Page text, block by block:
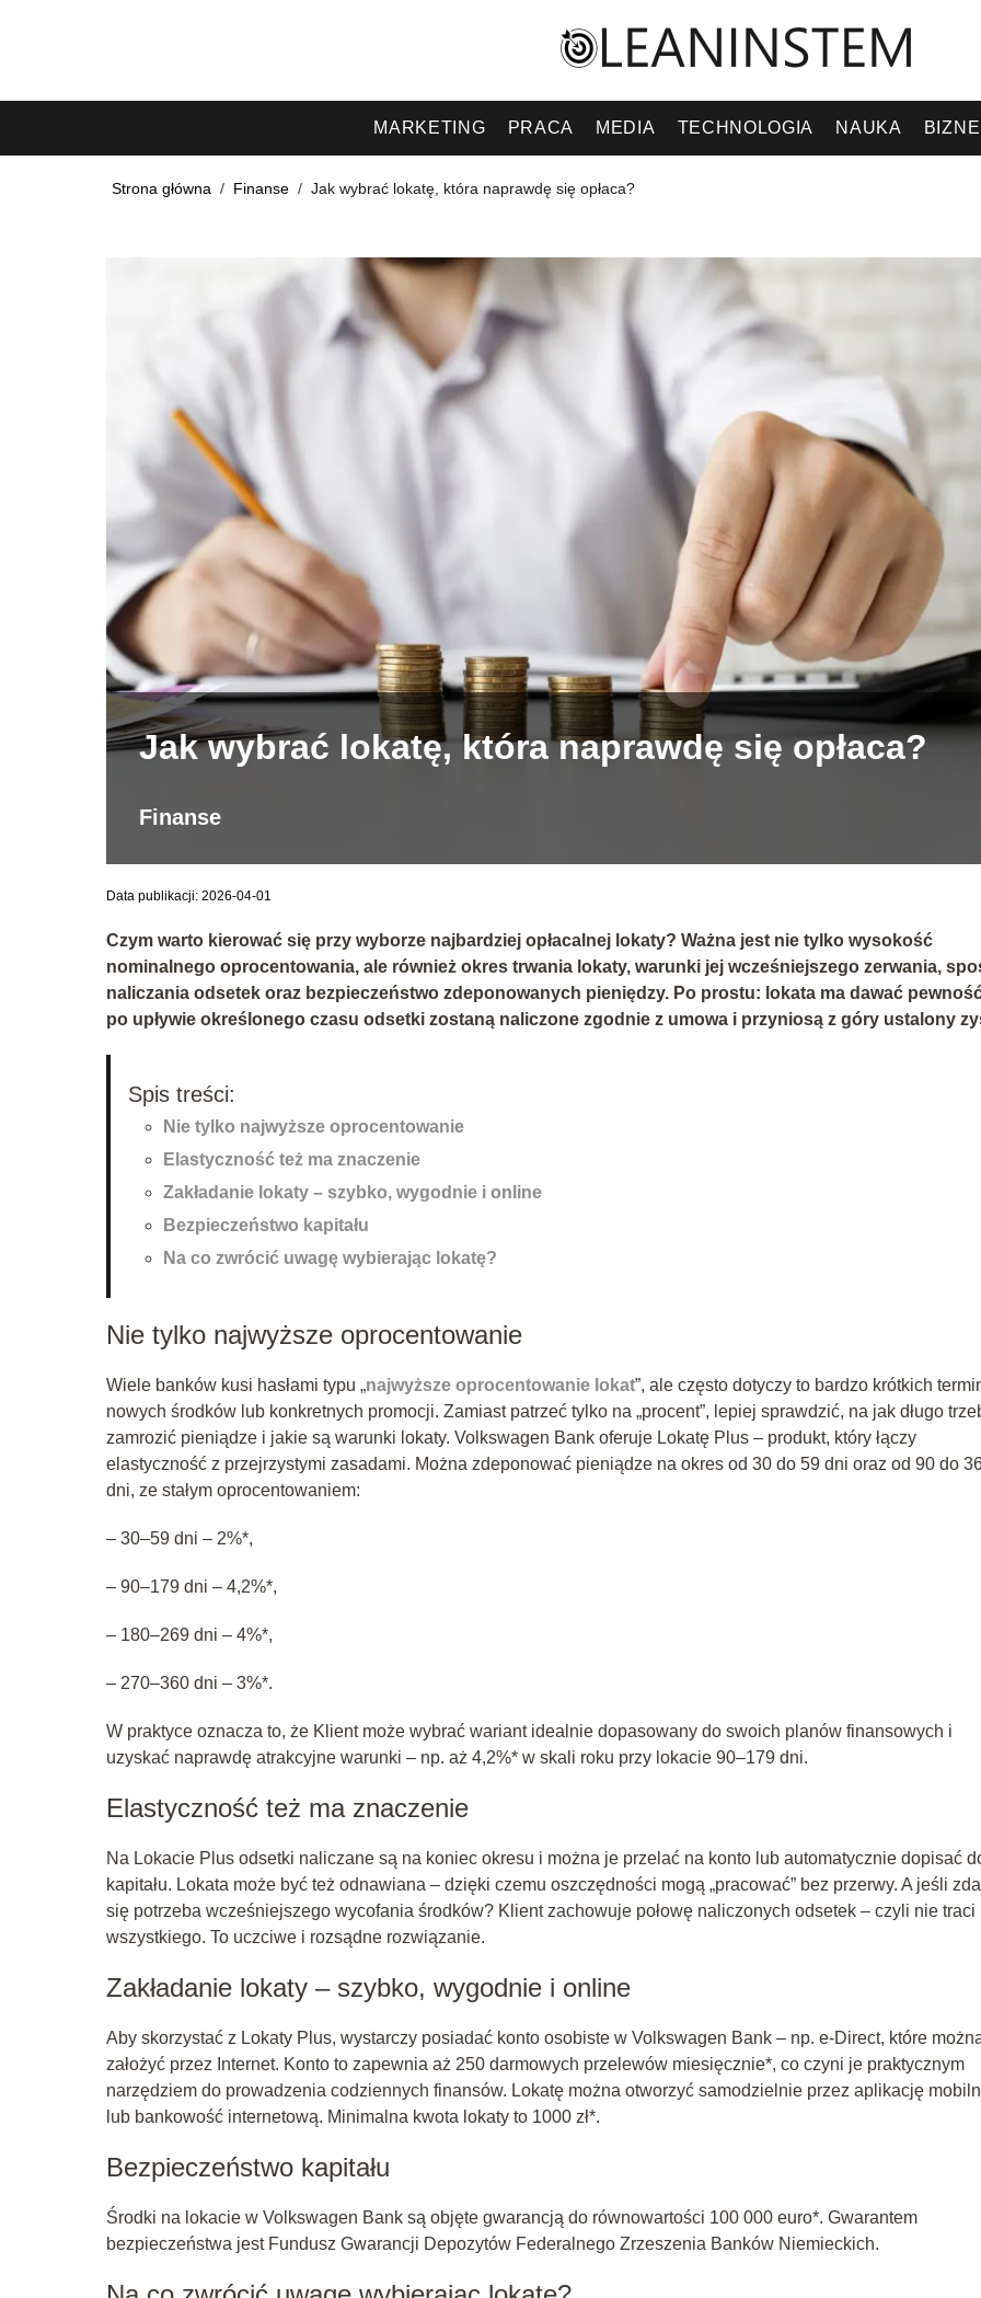
MARKETING PRACA MEDIA TECHNOLOGIA NAUKA
Strona główna / Finanse / Jak wybrać lokatę, która naprawdę się opłaca?
Jak wybrać lokatę, która naprawdę się opłaca?
Finanse
Data publikacji: 2026-04-01
Czym warto kierować się przy wyborze najbardziej opłacalnej lokaty? Ważna jest nie tylko wysokość
nominalnego oprocentowania, ale również okres trwania lokaty, warunki jej wcześniejszego zerwania,
naliczania odsetek oraz bezpieczeństwo zdeponowanych pieniędzy. Po prostu: lokata ma dawać
po upływie określonego czasu odsetki zostaną naliczone zgodnie z umowa i przyniosą z góry ustalony
Spis treści:
Nie tylko najwyższe oprocentowanie
Elastyczność też ma znaczenie
Zakładanie lokaty – szybko, wygodnie i online
Bezpieczeństwo kapitału
Na co zwrócić uwagę wybierając lokatę?
Nie tylko najwyższe oprocentowanie
Wiele banków kusi hasłami typu „najwyższe oprocentowanie lokat”, ale często dotyczy to bardzo krótkich
nowych środków lub konkretnych promocji. Zamiast patrzeć tylko na „procent”, lepiej sprawdzić, na jak długo
zamrozić pieniądze i jakie są warunki lokaty. Volkswagen Bank oferuje Lokatę Plus – produkt, który łączy
elastyczność z przejrzystymi zasadami. Można zdeponować pieniądze na okres od 30 do 59 dni oraz od 90 do
dni, ze stałym oprocentowaniem:
– 30–59 dni – 2%*,
– 90–179 dni – 4,2%*,
– 180–269 dni – 4%*,
– 270–360 dni – 3%*.
W praktyce oznacza to, że Klient może wybrać wariant idealnie dopasowany do swoich planów finansowych i
uzyskać naprawdę atrakcyjne warunki – np. aż 4,2%* w skali roku przy lokacie 90–179 dni.
Elastyczność też ma znaczenie
Na Lokacie Plus odsetki naliczane są na koniec okresu i można je przelać na konto lub automatycznie dopisać
kapitału. Lokata może być też odnawiana – dzięki czemu oszczędności mogą „pracować” bez przerwy. A jeśli
się potrzeba wcześniejszego wycofania środków? Klient zachowuje połowę naliczonych odsetek – czyli nie traci
wszystkiego. To uczciwe i rozsądne rozwiązanie.
Zakładanie lokaty – szybko, wygodnie i online
Aby skorzystać z Lokaty Plus, wystarczy posiadać konto osobiste w Volkswagen Bank – np. e-Direct, które
założyć przez Internet. Konto to zapewnia aż 250 darmowych przelewów miesięcznie*, co czyni je praktycznym
narzędziem do prowadzenia codziennych finansów. Lokatę można otworzyć samodzielnie przez aplikację
lub bankowość internetową. Minimalna kwota lokaty to 1000 zł*.
Bezpieczeństwo kapitału
Środki na lokacie w Volkswagen Bank są objęte gwarancją do równowartości 100 000 euro*. Gwarantem
bezpieczeństwa jest Fundusz Gwarancji Depozytów Federalnego Zrzeszenia Banków Niemieckich.